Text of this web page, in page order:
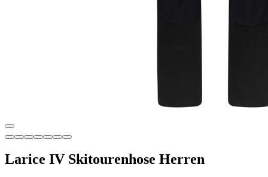
Larice IV Skitourenhose Herren